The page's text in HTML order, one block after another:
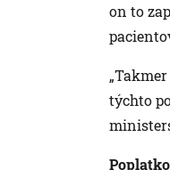
on to
týchto